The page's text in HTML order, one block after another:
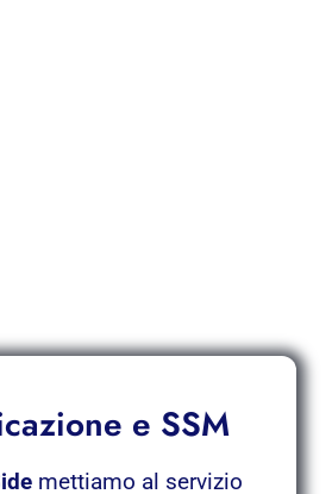
e SSM
mettiamo al servizio